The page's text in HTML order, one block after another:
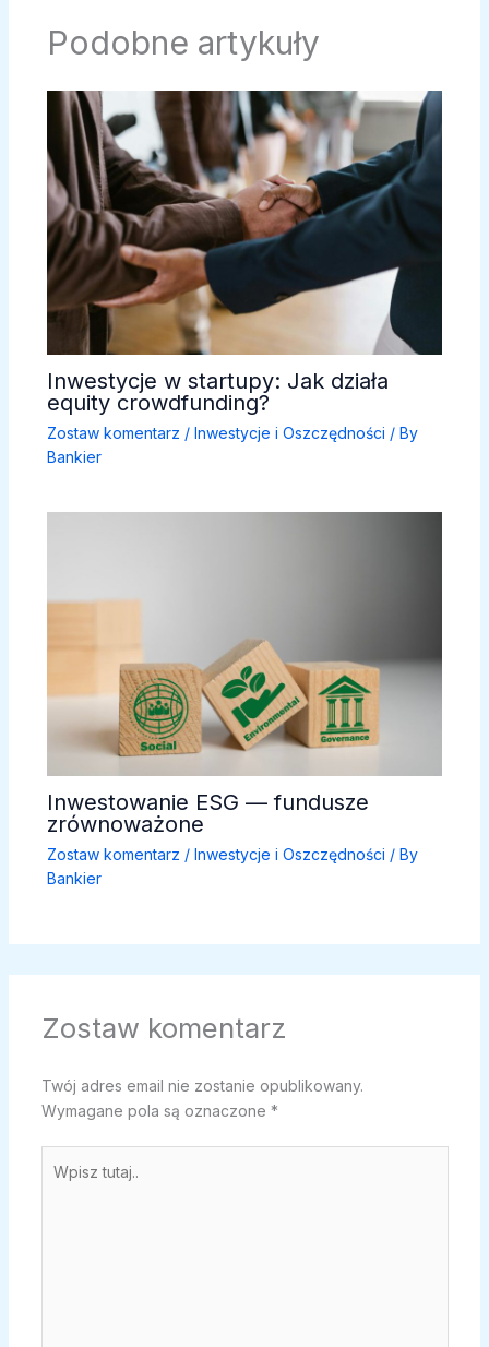
Podobne artykuły
Inwestycje w startupy: Jak działa
equity crowdfunding?
Zostaw komentarz / Inwestycje i Oszczędności / By
Bankier
Inwestowanie ESG — fundusze
zrównoważone
Zostaw komentarz / Inwestycje i Oszczędności / By
Bankier
Zostaw komentarz
Twój adres email nie zostanie opublikowany.
Wymagane pola są oznaczone *
tutaj..